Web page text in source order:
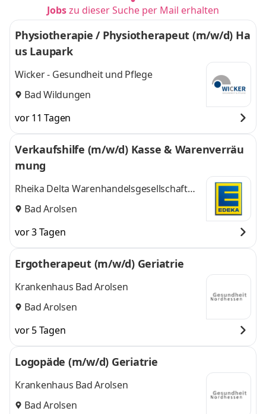
Jobszu dieser Suche per Mail erhalten
Physiotherapie / Physiotherapeut (m/w/d) Ha
us Laupark
Wicker - Gesundheit und Pflege
Bad Wildungen
vor 11 Tagen
Verkaufshilfe (m/w/d) Kasse & Warenverräu
mung
Rheika Delta Warenhandelsgesellschaft
mbHBad Arolsen
vor 3 Tagen
Ergotherapeut (m/w/d) Geriatrie
Krankenhaus Bad Arolsen
Bad Arolsen
vor 5 Tagen
Logopäde (m/w/d) Geriatrie
Krankenhaus Bad Arolsen
Bad Arolsen